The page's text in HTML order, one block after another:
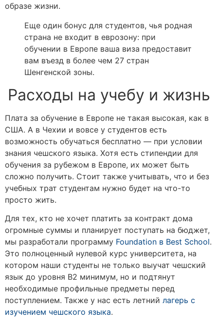
образе жизни.
Еще один бонус для студентов, чья родная
страна не входит в еврозону: при
обучении в Европе ваша виза предоставит
вам въезд в более чем 27 стран
Шенгенской зоны.
Расходы на учебу и жизнь
Плата за обучение в Европе не такая высокая, как в
США. А в Чехии и вовсе у студентов есть
возможность обучаться бесплатно — при условии
знания чешского языка. Хотя есть стипендии для
обучения за рубежом в Европе, их может быть
сложно получить. Стоит также учитывать, что и без
учебных трат студентам нужно будет на что-то
просто жить.
Для тех, кто не хочет платить за контракт дома
огромные суммы и планирует поступать на бюджет,
мы разработали программу Foundation в Best School.
Это полноценный нулевой курс университета, на
котором наши студенты не только выучат чешский
язык до уровня В2 минимум, но и подтянут
необходимые профильные предметы перед
поступлением. Также у нас есть летний лагерь с
изучением чешского языка.